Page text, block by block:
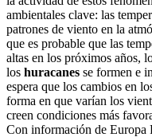
ambientales clave: las
patrones de viento en la
que es probable que las
altas en los próximos años,
los huracanes se formen e
espera que los cambios en
forma en que varían los
creen condiciones más
Con información de Europa